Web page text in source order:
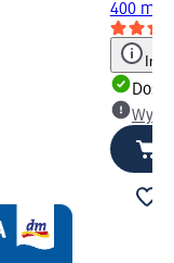
400 ml